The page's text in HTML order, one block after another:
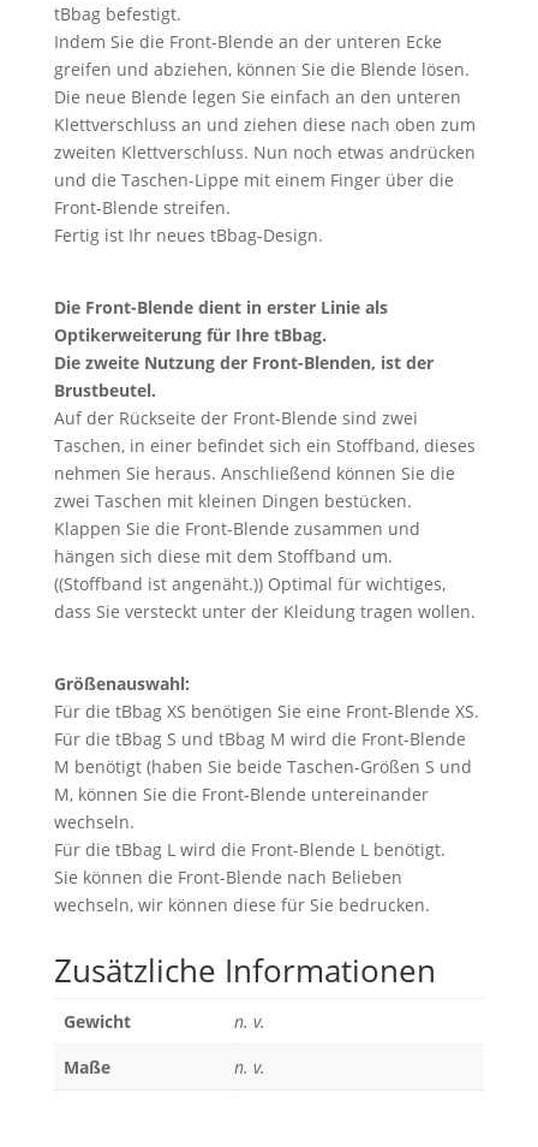
tBbag befestigt.
Indem Sie die Front-Blende an der unteren Ecke
greifen und abziehen, können Sie die Blende lösen.
Die neue Blende legen Sie einfach an den unteren
Klettverschluss an und ziehen diese nach oben zum
zweiten Klettverschluss. Nun noch etwas andrücken
und die Taschen-Lippe mit einem Finger über die
Front-Blende streifen.
Fertig ist Ihr neues tBbag-Design.
Die Front-Blende dient in erster Linie als
Optikerweiterung für Ihre tBbag.
Die zweite Nutzung der Front-Blenden, ist der
Brustbeutel.
Auf der Rückseite der Front-Blende sind zwei
Taschen, in einer befindet sich ein Stoffband, dieses
nehmen Sie heraus. Anschließend können Sie die
zwei Taschen mit kleinen Dingen bestücken.
Klappen Sie die Front-Blende zusammen und
hängen sich diese mit dem Stoffband um.
((Stoffband ist angenäht.)) Optimal für wichtiges,
dass Sie versteckt unter der Kleidung tragen wollen.
Größenauswahl:
Für die tBbag XS benötigen Sie eine Front-Blende XS.
Für die tBbag S und tBbag M wird die Front-Blende
M benötigt (haben Sie beide Taschen-Größen S und
M, können Sie die Front-Blende untereinander
wechseln.
Für die tBbag L wird die Front-Blende L benötigt.
Sie können die Front-Blende nach Belieben
wechseln, wir können diese für Sie bedrucken.
Zusätzliche Informationen
Gewicht
n. v.
Maße
n. v.